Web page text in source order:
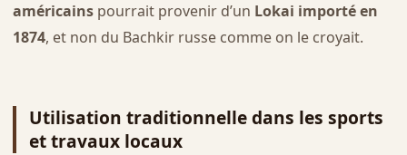
américainspourrait provenir d’un Lokai importé en
1874, et non du Bachkir russe comme on le croyait.
Utilisation traditionnelle dans les sports
et travaux locaux